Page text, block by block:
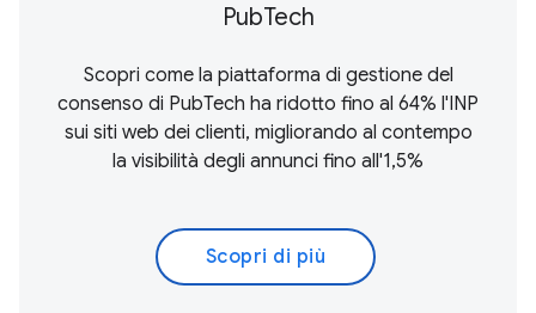
PubTech
Scopri come la piattaforma di gestione del
consenso di PubTech ha ridotto fino al 64% l'INP
sui siti web dei clienti, migliorando al contempo
la visibilità degli annunci fino all'1,5%
Scopri di più